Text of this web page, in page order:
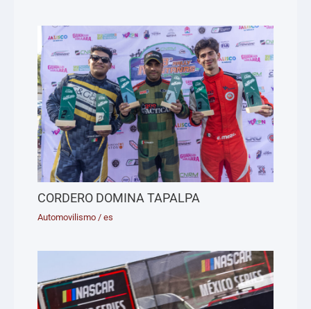
CORDERO DOMINA TAPALPA
Automovilismo /es